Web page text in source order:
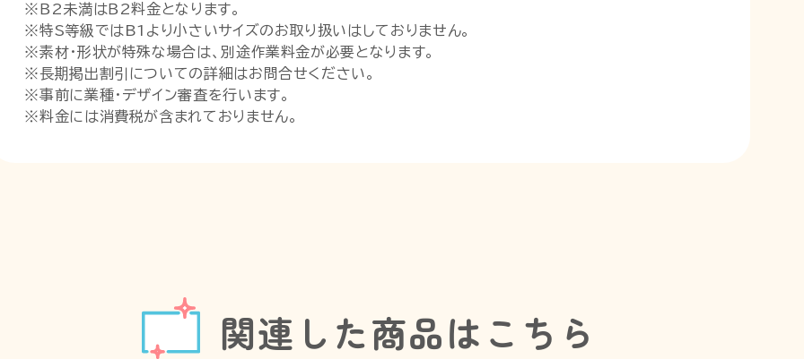
※Ｂ2未満はＢ2料金となります。
※特S等級ではB1より小さいサイズのお取り扱いはしておりません。
※素材・形状が特殊な場合は、別途作業料金が必要となります。
※長期掲出割引についての詳細はお問合せください。
※事前に業種・デザイン審査を行います。
※料金には消費税が含まれておりません。
関連した商品はこちら